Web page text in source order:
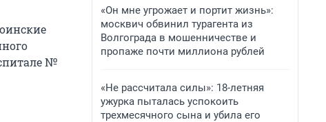
№
«Он мне угрожает и портит жизнь»:
москвич обвинил турагента из
Волгограда в мошенничестве и
пропаже почти миллиона рублей
«Не рассчитала силы»: 18-летняя
ужурка пыталась успокоить
трехмесячного сына и убила его